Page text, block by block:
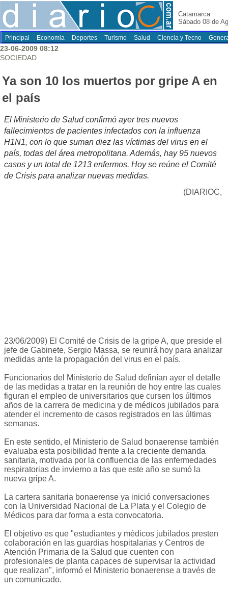
Catamarca
Sábado 08 de
Principal Economia Deportes Turismo Salud Ciencia y Tecno
23-06-2009 08:12
SOCIEDAD
Ya son 10 los muertos por gripe A en
el país
El Ministerio de Salud confirmó ayer tres nuevos
fallecimientos de pacientes infectados con la influenza
H1N1, con lo que suman diez las víctimas del virus en el
país, todas del área metropolitana. Además, hay 95 nuevos
casos y un total de 1213 enfermos. Hoy se reúne el Comité
de Crisis para analizar nuevas medidas.
(DIARIOC,
23/06/2009) El Comité de Crisis de la gripe A, que preside el
jefe de Gabinete, Sergio Massa, se reunirá hoy para analizar
medidas ante la propagación del virus en el país.
Funcionarios del Ministerio de Salud definían ayer el detalle
de las medidas a tratar en la reunión de hoy entre las cuales
figuran el empleo de universitarios que cursen los últimos
años de la carrera de medicina y de médicos jubilados para
atender el incremento de casos registrados en las últimas
semanas.
En este sentido, el Ministerio de Salud bonaerense también
evaluaba esta posibilidad frente a la creciente demanda
sanitaria, motivada por la confluencia de las enfermedades
respiratorias de invierno a las que este año se sumó la
nueva gripe A.
La cartera sanitaria bonaerense ya inició conversaciones
con la Universidad Nacional de La Plata y el Colegio de
Médicos para dar forma a esta convocatoria.
El objetivo es que "estudiantes y médicos jubilados presten
colaboración en las guardias hospitalarias y Centros de
Atención Primaria de la Salud que cuenten con
profesionales de planta capaces de supervisar la actividad
que realizan", informó el Ministerio bonaerense a través de
un comunicado.